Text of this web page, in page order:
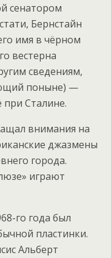
сенатором
Бернстайн
имя в чёрном
вестерна
сведениям,
поныне) —
Сталине.
внимания на
джазмены
города.
играют
го года был
пластинки.
Альберт